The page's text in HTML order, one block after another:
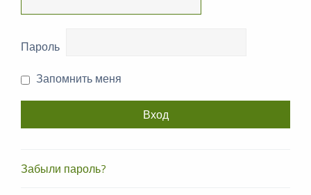
Пароль
Запомнить меня
Забыли пароль?